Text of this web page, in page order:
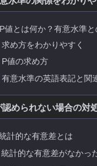
P値とは何か？有意水準
め方をわかりやすく
P値の求め方
有意水準の英語表記と関
認められない場合の対
計的な有意差とは
統計的な有意差がなかっ